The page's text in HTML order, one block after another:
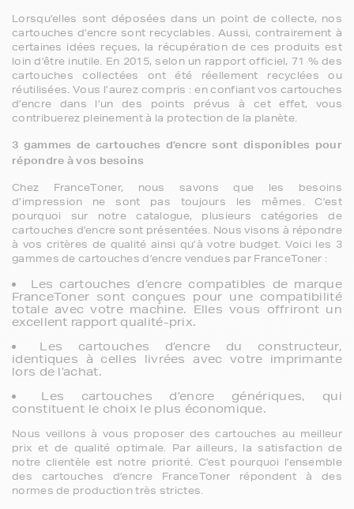
Lorsqu’elles sont déposées dans un point de collecte, nos
cartouches d’encre sont recyclables. Aussi, contrairement à
certaines idées reçues, la récupération de ces produits est
loin d’être inutile. En 2015, selon un rapport officiel, 71 % des
cartouches collectées ont été réellement recyclées ou
réutilisées. Vous l’aurez compris : en confiant vos cartouches
d’encre dans l’un des points prévus à cet effet, vous
contribuerez pleinement à la protection de la planète.
3 gammes de cartouches d’encre sont disponibles pour
répondre à vos besoins
Chez FranceToner, nous savons que les besoins
d’impression ne sont pas toujours les mêmes. C’est
pourquoi sur notre catalogue, plusieurs catégories de
cartouches d’encre sont présentées. Nous visons à répondre
à vos critères de qualité ainsi qu’à votre budget. Voici les 3
gammes de cartouches d’encre vendues par FranceToner :
Les cartouches d’encre compatibles de marque
FranceToner sont conçues pour une compatibilité
totale avec votre machine. Elles vous offriront un
excellent rapport qualité-prix.
Les cartouches d’encre du constructeur,
identiques à celles livrées avec votre imprimante
lors de l’achat.
Les cartouches d’encre génériques, qui
constituent le choix le plus économique.
Nous veillons à vous proposer des cartouches au meilleur
prix et de qualité optimale. Par ailleurs, la satisfaction de
notre clientèle est notre priorité. C’est pourquoi l’ensemble
des cartouches d’encre FranceToner répondent à des
normes de production très strictes.